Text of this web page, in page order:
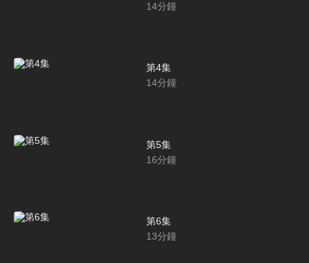
14分鐘
第4集
14分鐘
第5集
16分鐘
第6集
13分鐘